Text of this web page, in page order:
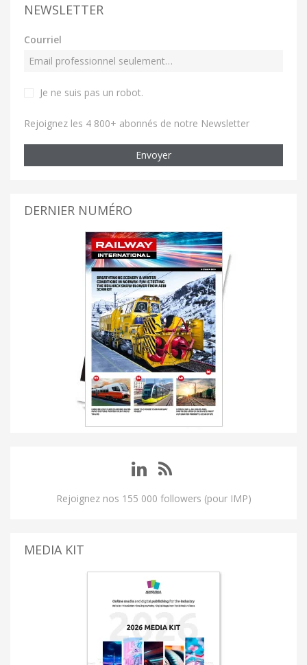
NEWSLETTER
Courriel
Je ne suis pas un robot.
Rejoignez les 4 800+ abonnés de notre Newsletter
Envoyer
DERNIER NUMÉRO
Rejoignez nos 155 000 followers (pour IMP)
MEDIA KIT